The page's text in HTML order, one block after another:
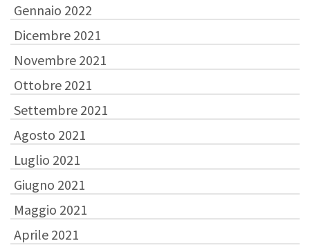
Gennaio 2022
Dicembre 2021
Novembre 2021
Ottobre 2021
Settembre 2021
Agosto 2021
Luglio 2021
Giugno 2021
Maggio 2021
Aprile 2021